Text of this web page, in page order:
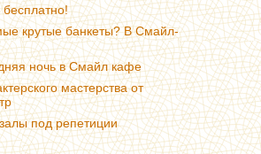
бесплатно!
крутые банкеты? В Смайл-
ночь в Смайл кафе
мастерства от
под репетиции